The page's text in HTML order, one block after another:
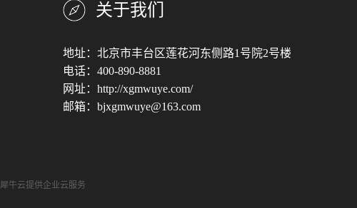
关于我们
地址：北京市丰台区莲花河东侧路1号院2号楼
电话：400-890-8881
网址：http://xgmwuye.com/
邮箱：bjxgmwuye@163.com
犀牛云提供企业云服务